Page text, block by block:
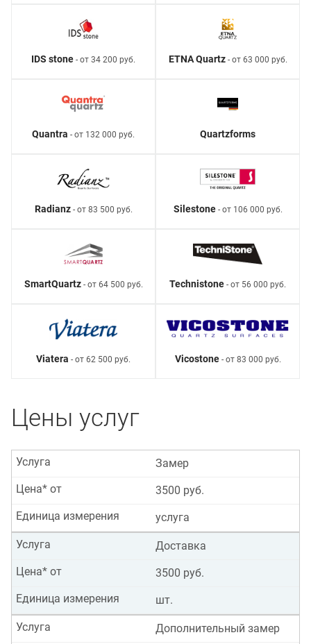
IDS stone - от 34 200 руб. ETNA Quartz- от 63 000 руб.
Quantra - от 132 000 руб. Quartzforms
Radianz- от 83 500 руб. Silestone- от 106 000 руб.
SmartQuartz- от 64 500 руб. Technistone - от 56 000 руб.
Viatera - от 62 500 руб. Vicostone- от 83 000 руб.
Цены услуг
Замер
Услуга
3500 руб.
Цена* от
услуга
Единица измерения
Доставка
Услуга
3500 руб.
Цена* от
шт.
Единица измерения
Дополнительный замер
Услуга